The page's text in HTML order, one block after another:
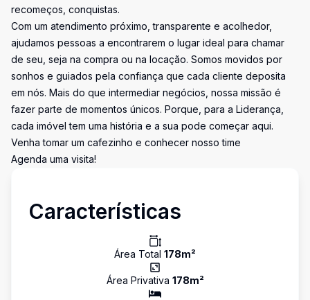
recomeços, conquistas.
Com um atendimento próximo, transparente e acolhedor,
ajudamos pessoas a encontrarem o lugar ideal para chamar
de seu, seja na compra ou na locação. Somos movidos por
sonhos e guiados pela confiança que cada cliente deposita
em nós. Mais do que intermediar negócios, nossa missão é
fazer parte de momentos únicos. Porque, para a Liderança,
cada imóvel tem uma história e a sua pode começar aqui.
Venha tomar um cafezinho e conhecer nosso time
Agenda uma visita!
Características
Área Total 178m²
Área Privativa 178m²